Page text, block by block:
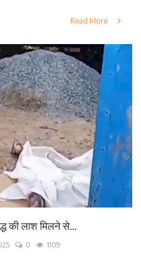
Read More
की लाश मिलने से...
0 1109